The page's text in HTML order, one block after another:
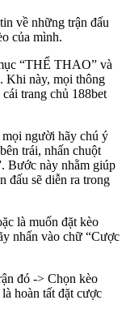
về những trận đấu
của mình.
“THỂ THAO” và
Khi này, mọi thông
trang chủ 188bet
người hãy chú ý
trái, nhấn chuột
Bước này nhằm giúp
đấu sẽ diễn ra trong
là muốn đặt kèo
nhấn vào chữ “Cược
đó -> Chọn kèo
hoàn tất đặt cược